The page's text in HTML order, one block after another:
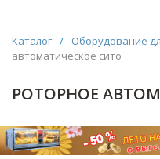
Каталог / Оборудование
автоматическое сито
РОТОРНОЕ